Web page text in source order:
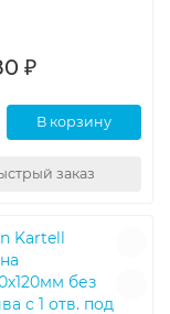
₽
В корзину
заказ